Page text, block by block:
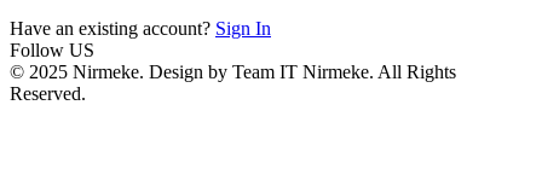
Have an existing account? Sign In
Follow US
© 2025 Nirmeke. Design by Team IT Nirmeke. All Rights
Reserved.